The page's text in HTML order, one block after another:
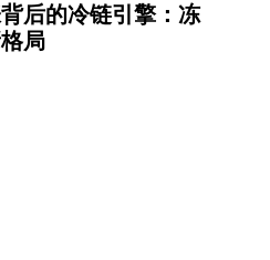
后的冷链引擎：冻
局